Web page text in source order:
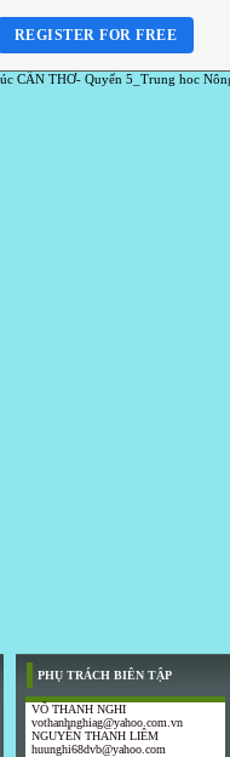
CẦN THƠ- Quyển 5_Trung hoc
PHỤ TRÁCH BIÊN TẬP
VÕ THANH NGHI
vothanhnghiag@yahoo.com.vn
NGUYỄN THANH LIÊM
huunghi68dvb@yahoo.com
REGISTER FOR FREE